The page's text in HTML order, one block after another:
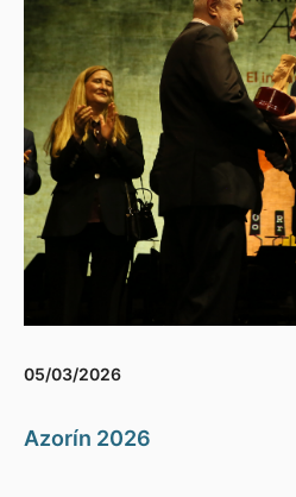
05/03/2026
Azorín 2026